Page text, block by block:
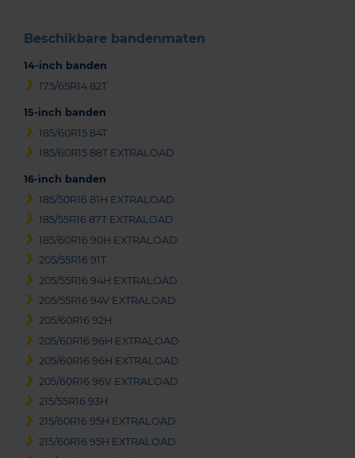
Beschikbare bandenmaten
14-inch banden
175/65R14 82T
15-inch banden
185/60R15 84T
185/60R15 88T EXTRALOAD
16-inch banden
185/50R16 81H EXTRALOAD
185/55R16 87T EXTRALOAD
185/60R16 90H EXTRALOAD
205/55R16 91T
205/55R16 94H EXTRALOAD
205/55R16 94V EXTRALOAD
205/60R16 92H
205/60R16 96H EXTRALOAD
205/60R16 96H EXTRALOAD
205/60R16 96V EXTRALOAD
215/55R16 93H
215/60R16 95H EXTRALOAD
215/60R16 95H EXTRALOAD